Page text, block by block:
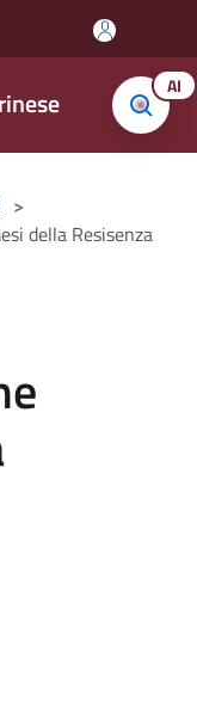
AI
>
della Resisenza